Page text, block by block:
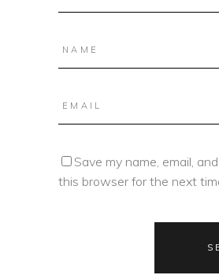
Save my name, email,
this browser for the next